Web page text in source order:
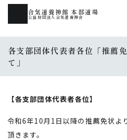
合気道養神館 本部道場
公益財団法人合気道養神会
各支部団体代表者各位「推薦
て」
【各支部団体代表者各位】
令和6年10月1日以降の推薦免状よ
頂きます。